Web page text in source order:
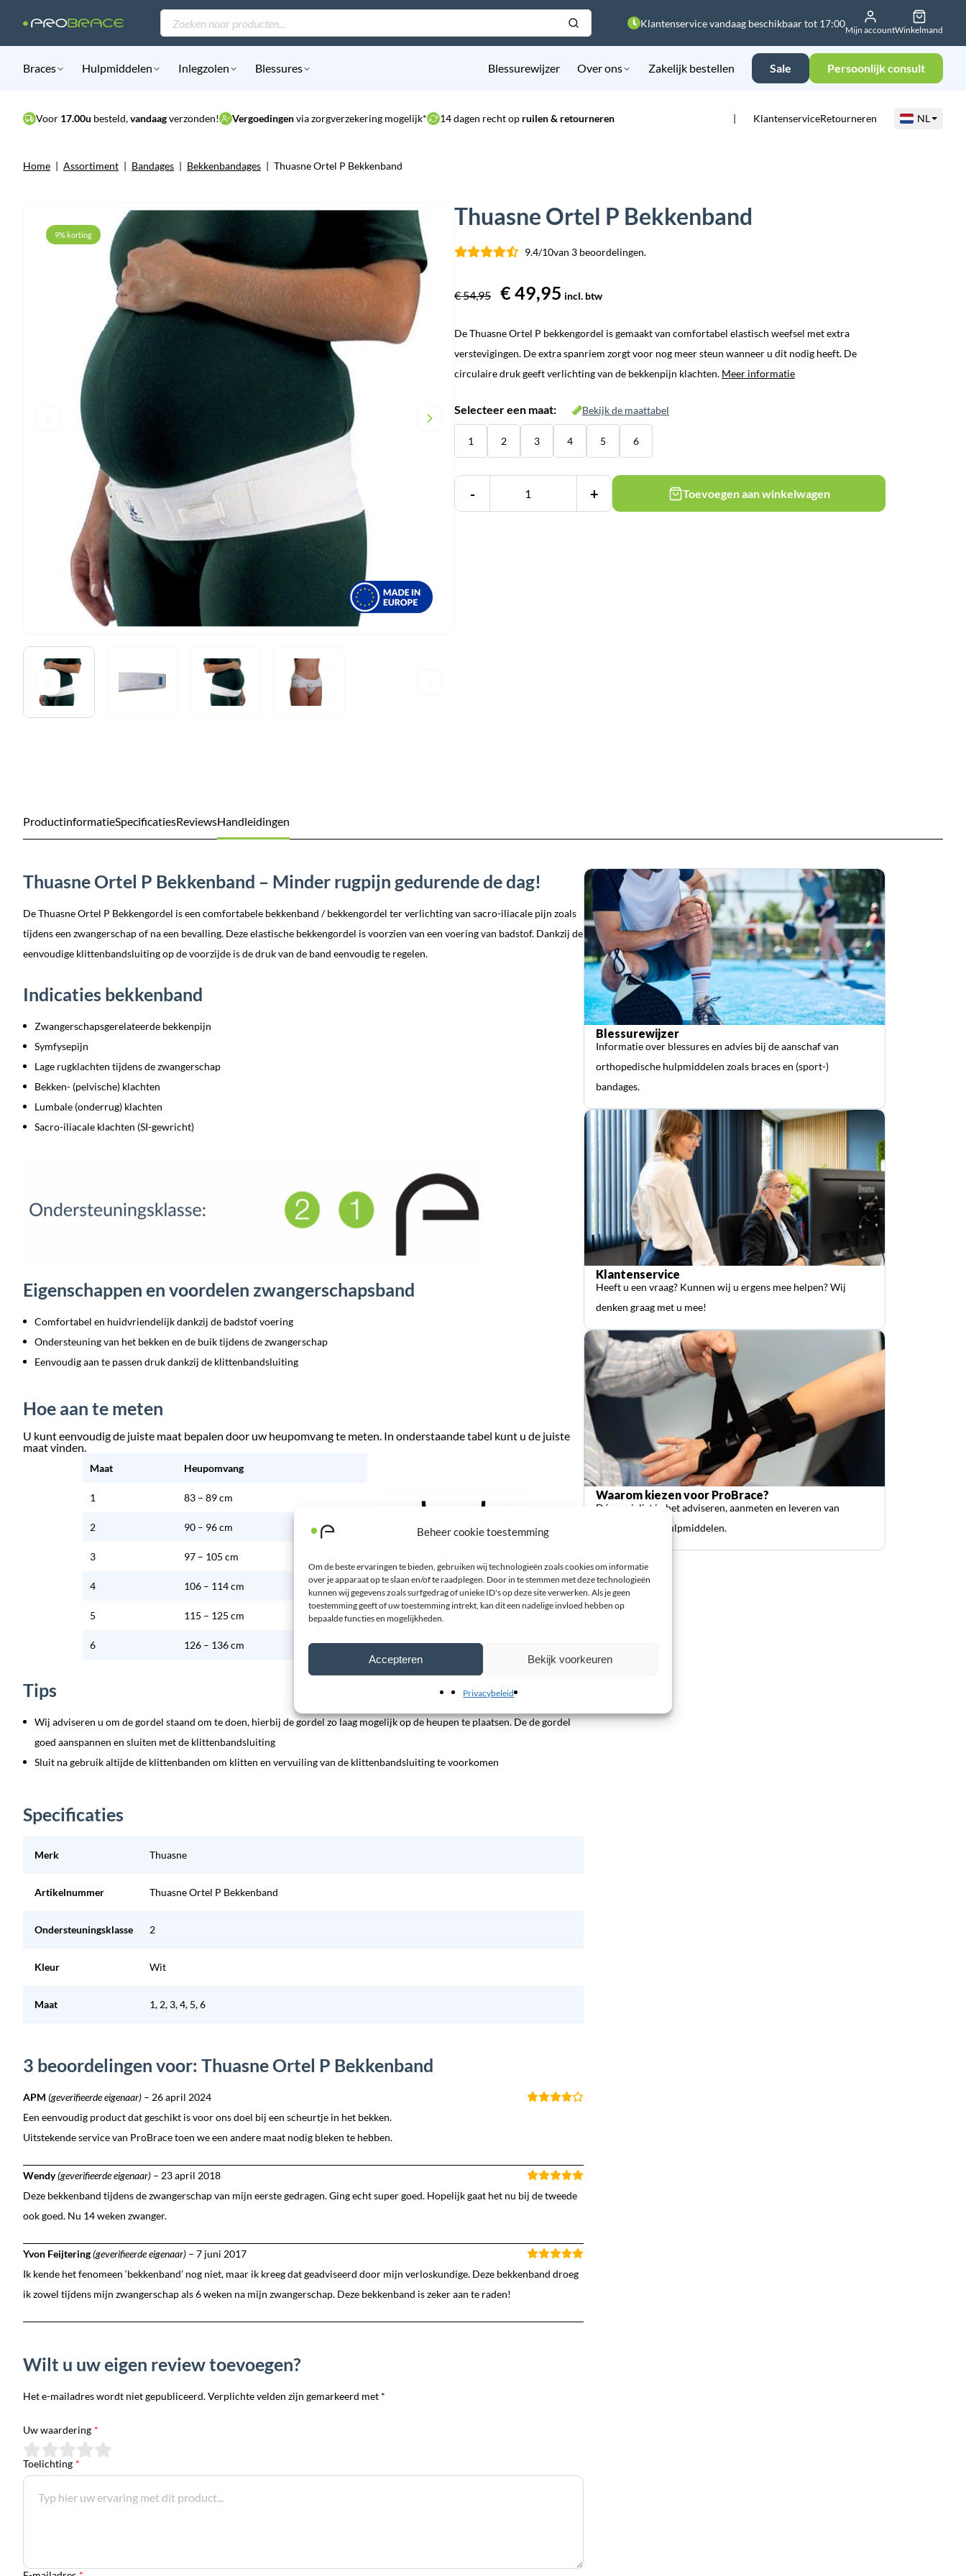
Beheer cookie toestemming
Om de beste ervaringen te bieden, gebruiken wij technologieën zoals cookies om informatie
over je apparaat op te slaan en/of te raadplegen. Door in te stemmen met deze technologieën
kunnen wij gegevens zoals surfgedrag of unieke ID's op deze site verwerken. Als je geen
toestemming geeft of uw toestemming intrekt, kan dit een nadelige invloed hebben op
bepaalde functies en mogelijkheden.
Accepteren Bekijk voorkeuren
Privacybeleid
Producten
zoeken
Klantenservice vandaag beschikbaar tot 17:00
Mijn accountWinkelmand
Braces Hulpmiddelen Inlegzolen Blessures Blessurewijzer Over ons Zakelijk bestellen Sale Persoonlijk consult
Voor 17.00u besteld,vandaagverzonden! Vergoedingenvia zorgverzekering mogelijk* 14 dagen recht op ruilen & retourneren KlantenserviceRetourneren NL
Home | Assortiment | Bandages | Bekkenbandages | Thuasne Ortel P Bekkenband
9% korting
Thuasne Ortel P Bekkenband
9.4/10van 3 beoordelingen.
€54,95
Oorspronkelijke
was:
€ 54,95.
€ 49,95 Huidige
is:
€ 49,95.
incl. btw
De Thuasne Ortel P bekkengordel is gemaakt van comfortabel elastisch weefsel met extra
verstevigingen. De extra spanriem zorgt voor nog meer steun wanneer u dit nodig heeft. De
circulaire druk geeft verlichting van de bekkenpijn klachten. Meer informatie
Selecteer een maat: Bekijk de maattabel
1 2 3 4 5 6
- + Toevoegen aan winkelwagen
ProductinformatieSpecificatiesReviewsHandleidingen
Thuasne Ortel P Bekkenband – Minder rugpijn gedurende de dag!
De Thuasne Ortel P Bekkengordel is een comfortabele bekkenband / bekkengordel ter verlichting van sacro-iliacale pijn zoals
tijdens een zwangerschap of na een bevalling. Deze elastische bekkengordel is voorzien van een voering van badstof. Dankzij de
eenvoudige klittenbandsluiting op de voorzijde is de druk van de band eenvoudig te regelen.
Indicaties bekkenband
Zwangerschapsgerelateerde bekkenpijn
Symfysepijn
Lage rugklachten tijdens de zwangerschap
Bekken- (pelvische) klachten
Lumbale (onderrug) klachten
Sacro-iliacale klachten (SI-gewricht)
Eigenschappen en voordelen zwangerschapsband
Comfortabel en huidvriendelijk dankzij de badstof voering
Ondersteuning van het bekken en de buik tijdens de zwangerschap
Eenvoudig aan te passen druk dankzij de klittenbandsluiting
Hoe aan te meten
U kunt eenvoudig de juiste maat bepalen door uw heupomvang te meten. In onderstaande tabel kunt u de juiste
maat vinden.
Maat Heupomvang
1 83 – 89 cm
2 90 – 96 cm
3 97 – 105 cm
4 106 – 114 cm
5 115 – 125 cm
6 126 – 136 cm
Tips
Wij adviseren u om de gordel staand om te doen, hierbij de gordel zo laag mogelijk op de heupen te plaatsen. De de gordel
goed aanspannen en sluiten met de klittenbandsluiting
Sluit na gebruik altijde de klittenbanden om klitten en vervuiling van de klittenbandsluiting te voorkomen
Specificaties
Merk Thuasne
Artikelnummer Thuasne Ortel P Bekkenband
Ondersteuningsklasse 2
Kleur Wit
Maat 1, 2, 3, 4, 5, 6
3 beoordelingen voor: Thuasne Ortel P Bekkenband
APM (geverifieerde eigenaar) – 26 april 2024
Een eenvoudig product dat geschikt is voor ons doel bij een scheurtje in het bekken.
Uitstekende service van ProBrace toen we een andere maat nodig bleken te hebben.
Wendy(geverifieerde eigenaar) – 23 april 2018
Deze bekkenband tijdens de zwangerschap van mijn eerste gedragen. Ging echt super goed. Hopelijk gaat het nu bij de tweede
ook goed. Nu 14 weken zwanger.
Yvon Feijtering(geverifieerde eigenaar) – 7 juni 2017
Ik kende het fenomeen ‘bekkenband’ nog niet, maar ik kreeg dat geadviseerd door mijn verloskundige. Deze bekkenband droeg
ik zowel tijdens mijn zwangerschap als 6 weken na mijn zwangerschap. Deze bekkenband is zeker aan te raden!
Wilt u uw eigen review toevoegen?
Het e-mailadres wordt niet gepubliceerd. Verplichte velden zijn gemarkeerd met *
Uw waardering *
Toelichting *
Blessurewijzer
Informatie over blessures en advies bij de aanschaf van
orthopedische hulpmiddelen zoals braces en (sport-)
bandages.
Klantenservice
Heeft u een vraag? Kunnen wij u ergens mee helpen? Wij
denken graag met u mee!
Waarom kiezen voor ProBrace?
Dé specialist in het adviseren, aanmeten en leveren van
orthopedische hulpmiddelen.